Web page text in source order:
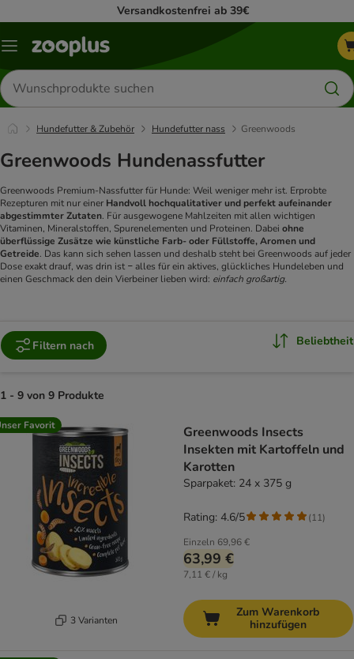
Versandkostenfrei ab 39€
Menü
Produkte
suchen
Hundefutter & Zubehör Hundefutter nass Greenwoods
Greenwoods Hundenassfutter
Greenwoods Premium-Nassfutter für Hunde: Weil weniger mehr ist. Erprobte
Rezepturen mit nur einer Handvoll hochqualitativer und perfekt aufeinander
abgestimmter Zutaten. Für ausgewogene Mahlzeiten mit allen wichtigen
Vitaminen, Mineralstoffen, Spurenelementen und Proteinen. Dabei ohne
überflüssige Zusätze wie künstliche Farb- oder Füllstoffe, Aromen und
Getreide. Das kann sich sehen lassen und deshalb steht bei Greenwoods auf jeder
Dose exakt drauf, was drin ist – alles für ein aktives, glückliches Hundeleben und
einen Geschmack den dein Vierbeiner lieben wird: einfach großartig.
Filtern nach Beliebtheit
1 - 9 von 9 Produkte
product items have been changed
Favorit
3 Varianten
Greenwoods Insects
Insekten mit Kartoffeln und
Karotten
Sparpaket: 24 x 375 g
Einzeln 69,96 €
63,99 €
7,11 € / kg
Rating: 4.6/5 (11)
Zum Warenkorb
hinzufügen